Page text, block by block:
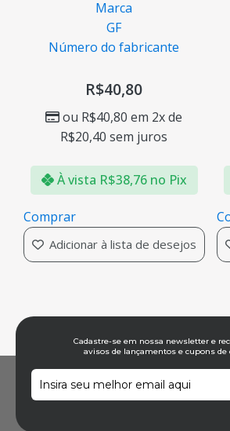
Número do fabricante
R$
ouR$40,80em 2x de
R$20,40sem juros
À vistaR$38,76
Comprar
Adicionar à lista de
Cadastre-se em nossa newsletter e
avisos de lançamentos e cupons de